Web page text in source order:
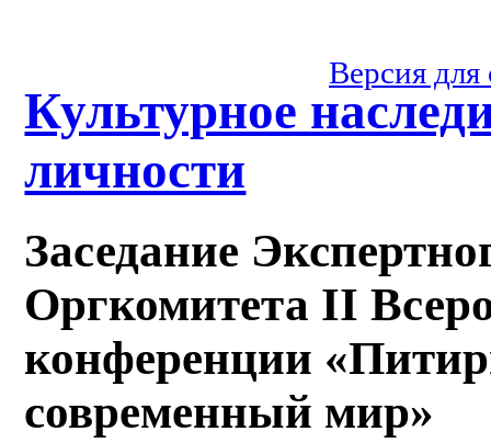
Версия
Культурное
личности
Заседание
Оргкомитета II
конференции
современный мир»